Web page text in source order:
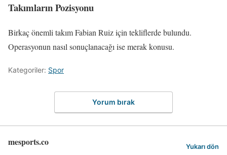
Takımların Pozisyonu
Birkaç önemli takım Fabian Ruiz için tekliflerde bulundu.
Operasyonun nasıl sonuçlanacağı ise merak konusu.
Kategoriler: Spor
Yorum bırak
mesports.co Yukarı dön